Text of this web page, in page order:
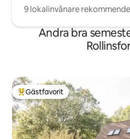
9 lokalinvånare
Andra bra
Populär gästfavorit
Gästfavorit